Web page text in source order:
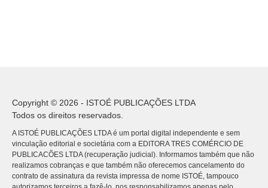
Copyright © 2026 - ISTOÉ PUBLICAÇÕES LTDA
Todos os direitos reservados.
A ISTOÉ PUBLICAÇÕES LTDA é um portal digital independente e sem
vinculação editorial e societária com a EDITORA TRES COMÉRCIO DE
PUBLICACÕES LTDA (recuperação judicial). Informamos também que não
realizamos cobranças e que também não oferecemos cancelamento do
contrato de assinatura da revista impressa de nome ISTOÉ, tampouco